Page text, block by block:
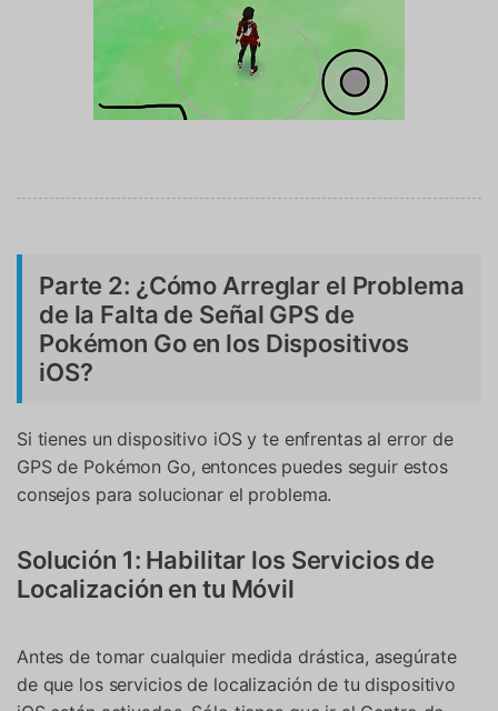
Parte 2: ¿Cómo Arreglar el Problema
de la Falta de Señal GPS de
Pokémon Go en los Dispositivos
iOS?
Si tienes un dispositivo iOS y te enfrentas al error de
GPS de Pokémon Go, entonces puedes seguir estos
consejos para solucionar el problema.
Solución 1: Habilitar los Servicios de
Localización en tu Móvil
Antes de tomar cualquier medida drástica, asegúrate
de que los servicios de localización de tu dispositivo